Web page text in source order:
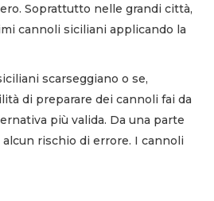
Soprattutto nelle grandi città,
cannoli siciliani applicando la
scarseggiano o se,
di preparare dei cannoli fai da
più valida. Da una parte
alcun rischio di errore. I cannoli